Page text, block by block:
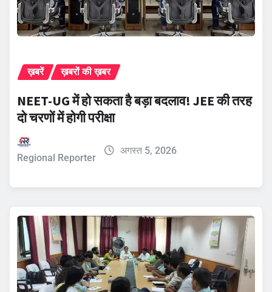
ख़बरें ख़बरों की ख़बर
NEET-UG में हो सकता है बड़ा बदलाव! JEE की तरह
दो चरणों में होगी परीक्षा
Regional Reporter
अगस्त 5, 2026